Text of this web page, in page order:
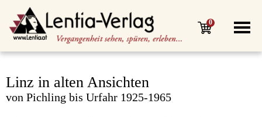
0
Linz in alten Ansichten
von Pichling bis Urfahr 1925-1965